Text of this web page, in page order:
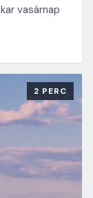
vasárnap
2 PERC